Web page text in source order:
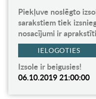
Piekļuve noslēgto
sarakstiem tiek
nosacījumi ir
IELOGOTIES
Izsole ir beigusies!
06.10.2019 21:00:00